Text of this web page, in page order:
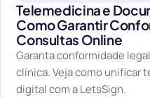
Telemedicina e
Como Garantir
Consultas Online
Garanta conformidade
clínica. Veja como unificar
digital com a LetsSign.